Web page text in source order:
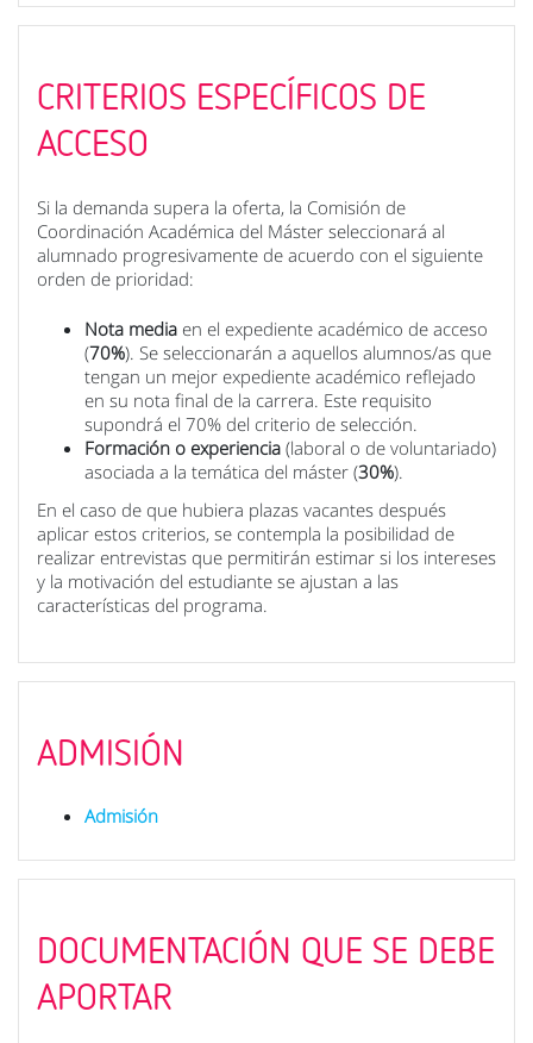
CRITERIOS ESPECÍFICOS DE
ACCESO
Si la demanda supera la oferta, la Comisión de
Coordinación Académica del Máster seleccionará al
alumnado progresivamente de acuerdo con el siguiente
orden de prioridad:
Nota media en el expediente académico de acceso
(70%). Se seleccionarán a aquellos alumnos/as que
tengan un mejor expediente académico reflejado
en su nota final de la carrera. Este requisito
supondrá el 70% del criterio de selección.
Formación o experiencia (laboral o de voluntariado)
asociada a la temática del máster (30%).
En el caso de que hubiera plazas vacantes después
aplicar estos criterios, se contempla la posibilidad de
realizar entrevistas que permitirán estimar si los intereses
y la motivación del estudiante se ajustan a las
características del programa.
ADMISIÓN
Admisión
DOCUMENTACIÓN QUE SE DEBE
APORTAR